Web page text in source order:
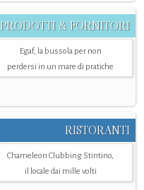
PRODOTTI & FORNITORI
Egaf, la bussola per non
perdersi in un mare di pratiche
RISTORANTI
Chameleon Clubbing Stintino,
il locale dai mille volti